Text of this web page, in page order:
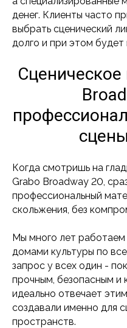
денег. Клиенты часто
выбрать сценический
долго и при этом
Когда смотришь на
Grabo Broadway 20,
профессиональный
скольжения, без
Мы много лет работаем
домами культуры по
запрос у всех один -
прочным, безопасным и
идеально отвечает
создавали именно для
пространств.